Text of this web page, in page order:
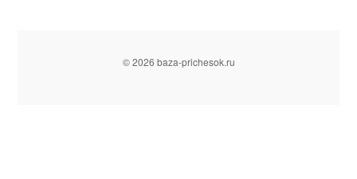
© 2026 baza-prichesok.ru